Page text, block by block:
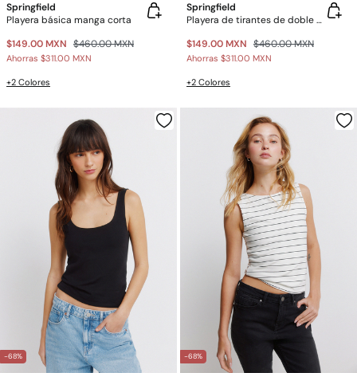
Springfield
Playera básica manga corta
$149.00 MXN $460.00 MXN
Ahorras $311.00 MXN
+2 Colores
Springfield
Playera de tirantes de doble tejido
$149.00 MXN $460.00 MXN
Ahorras $311.00 MXN
+2 Colores
-68% -68%